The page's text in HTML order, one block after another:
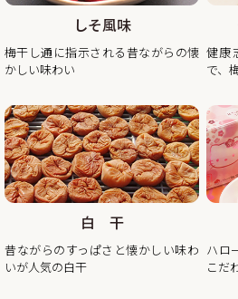
日） 平常通
※出荷開始は2026年1月6日（火曜日
休業日後は、大変混雑が予想されま
2025/11/10
秋・冬の梅干しお買い得企画を開催
この度、ご家庭用梅干1kg×2個セッ
めいただけるお買い得企画を開催し
画の商品をご購入いただいたお客様
昨年の100年に1度の梅の大凶作に続
の4月に降った雹（ひょう）被害によ
しそ風味
梅干し通に指示される昔ながらの懐
かしい味わい
健康
で、
白 干
昔ながらのすっぱさと懐かしい味わ
いが人気の白干
ハロ
こだ